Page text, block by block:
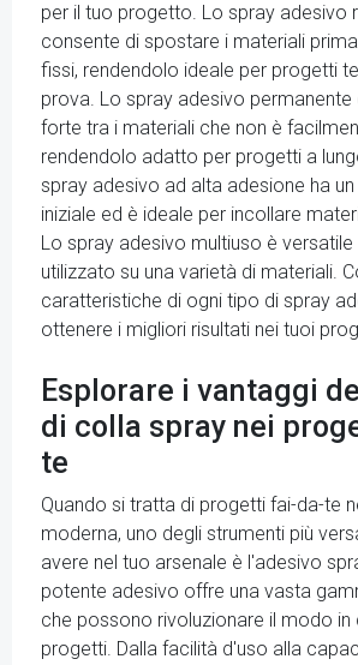
per il tuo progetto. Lo spray adesivo
consente di spostare i materiali
fissi, rendendolo ideale per progetti
prova. Lo spray adesivo permanente
forte tra i materiali che non è
rendendolo adatto per progetti a
spray adesivo ad alta adesione ha
iniziale ed è ideale per incollare
Lo spray adesivo multiuso è
utilizzato su una varietà di materiali.
caratteristiche di ogni tipo di spray
ottenere i migliori risultati nei tuoi
Esplorare i vantaggi
di colla spray nei
te
Quando si tratta di progetti fai-da-te
moderna, uno degli strumenti più
avere nel tuo arsenale è l'adesivo
potente adesivo offre una vasta
che possono rivoluzionare il modo in
progetti. Dalla facilità d'uso alla